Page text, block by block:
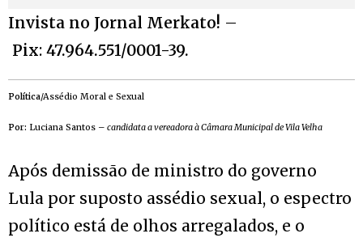
Invista no Jornal Merkato! –
Pix: 47.964.551/0001-39.
Política/Assédio Moral e Sexual
Por: Luciana Santos – candidata a vereadora à Câmara Municipal de Vila Velha
Após demissão de ministro do governo
Lula por suposto assédio sexual, o espectro
político está de olhos arregalados, e o